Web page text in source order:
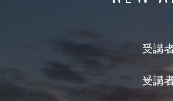
受講
受講